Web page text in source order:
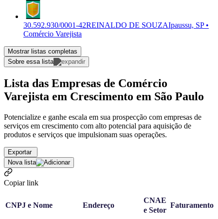
30.592.930/0001-42REINALDO DE SOUZAIpaussu, SP •
Comércio Varejista
Mostrar listas completas
Sobre essa lista
Lista das Empresas de Comércio
Varejista em Crescimento em São Paulo
Potencialize e ganhe escala em sua prospecção com empresas de
serviços em crescimento com alto potencial para aquisição de
produtos e serviços que impulsionam suas operações.
Exportar
Nova lista
Copiar link
CNPJ e Nome Endereço
CNAE
e Setor
Faturamento